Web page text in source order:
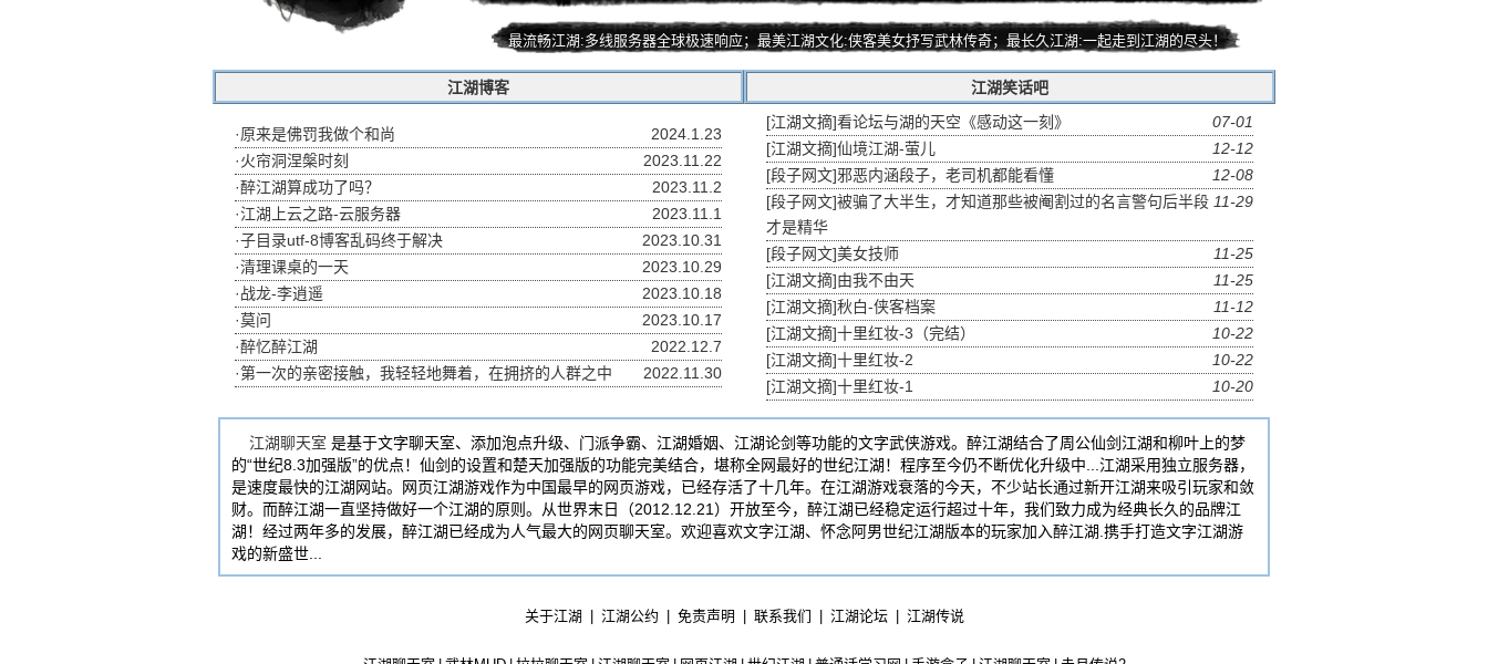
素壁秋屏
活死人
陌上清浅
赌坊包青天
青初
碎碎念
安夏
江湖10大帅男
僵尸王
柒剑
冥刃
残熙
宇轩飞
江湖10大美女
桃花花
上官雨儿
落晴鸢
月汐绯染
陌上清浅
最流畅江湖:多线服务器全球极速响应；最美江湖文化:侠客美女抒写武林传奇；最长久江湖:一起走到江湖的尽头！
江湖博客 江湖笑话吧
2024.1.23
·原来是佛罚我做个和尚
2023.11.22
·火帘洞涅槃时刻
2023.11.2
·醉江湖算成功了吗？
2023.11.1
·江湖上云之路-云服务器
2023.10.31
·子目录utf-8博客乱码终于解决
2023.10.29
·清理课桌的一天
2023.10.18
·战龙-李逍遥
2023.10.17
·莫问
2022.12.7
·醉忆醉江湖
2022.11.30
·第一次的亲密接触，我轻轻地舞着，在拥挤的人群之中
07-01
[江湖文摘]看论坛与湖的天空《感动这一刻》
12-12
[江湖文摘]仙境江湖-萤儿
12-08
[段子网文]邪恶内涵段子，老司机都能看懂
11-29
[段子网文]被骗了大半生，才知道那些被阉割过的名言警句后半段
才是精华
11-25
[段子网文]美女技师
11-25
[江湖文摘]由我不由天
11-12
[江湖文摘]秋白-侠客档案
10-22
[江湖文摘]十里红妆-3（完结）
10-22
[江湖文摘]十里红妆-2
10-20
[江湖文摘]十里红妆-1
江湖聊天室 是基于文字聊天室、添加泡点升级、门派争霸、江湖婚姻、江湖论剑等功能的文字武侠游戏。醉江湖结合了周公仙剑江湖和柳叶上的梦
的“世纪8.3加强版”的优点！仙剑的设置和楚天加强版的功能完美结合，堪称全网最好的世纪江湖！程序至今仍不断优化升级中...江湖采用独立服务器，
是速度最快的江湖网站。网页江湖游戏作为中国最早的网页游戏，已经存活了十几年。在江湖游戏衰落的今天，不少站长通过新开江湖来吸引玩家和敛
财。而醉江湖一直坚持做好一个江湖的原则。从世界末日（2012.12.21）开放至今，醉江湖已经稳定运行超过十年，我们致力成为经典长久的品牌江
湖！经过两年多的发展，醉江湖已经成为人气最大的网页聊天室。欢迎喜欢文字江湖、怀念阿男世纪江湖版本的玩家加入醉江湖.携手打造文字江湖游
戏的新盛世...
关于江湖 江湖公约 免责声明 联系我们 江湖论坛 江湖传说